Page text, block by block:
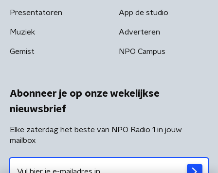
Presentatoren
Muziek
Gemist
App de studio
Adverteren
NPO Campus
Abonneer je op onze wekelijkse
nieuwsbrief
Elke zaterdag het beste van NPO Radio 1 in jouw
mailbox